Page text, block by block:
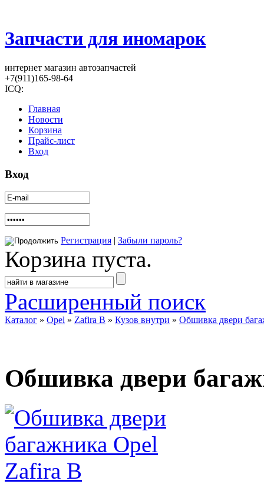
Запчасти для иномарок
интернет магазин автозапчастей
+7(911)165-98-64
ICQ:
Главная
Новости
Корзина
Прайс-лист
Вход
Вход
Регистрация | Забыли пароль?
Корзина пуста.
Расширенный поиск
Каталог » Opel » Zafira B » Кузов внутри » Обшивка двери
Обшивка двери